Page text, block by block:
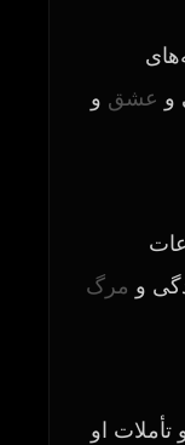
و عشق و
و مرگ
او